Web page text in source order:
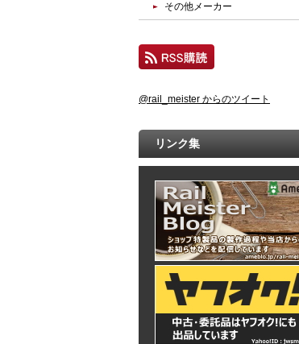
その他メーカー
@rail_meister からのツイート
リンク集